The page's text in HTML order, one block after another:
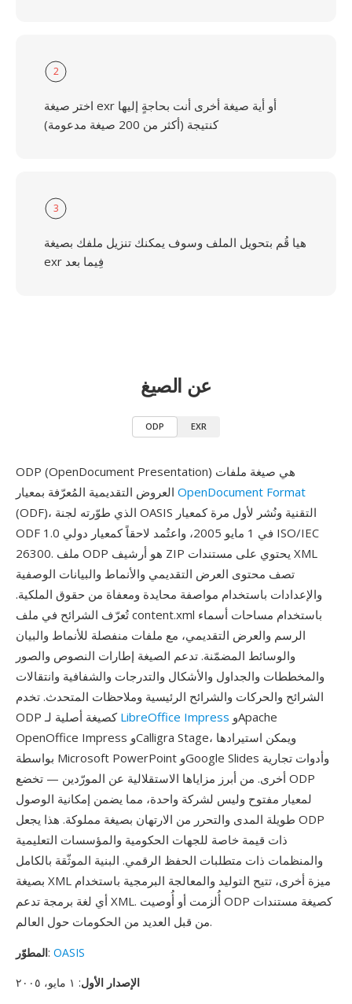
2
اختر صيغة exr أو أية صيغة أخرى أنت بحاجةٍ إليها
كنتيجة (أكثر من 200 صيغة مدعومة)
3
هيا قُم بتحويل الملف وسوف يمكنك تنزيل ملفك بصيغة
exr فِيما بعد
عن الصيغ
ODP EXR
ODP (OpenDocument Presentation) هي صيغة ملفات
OpenDocument Format
(ODF)، الذي طوّرته لجنة OASIS التقنية ونُشر لأول مرة كمعيار
ODF 1.0 في 1 مايو 2005، واعتُمد لاحقاً كمعيار دولي ISO/IEC
26300. ملف ODP هو أرشيف ZIP يحتوي على مستندات XML
تصف محتوى العرض التقديمي والأنماط والبيانات الوصفية
والإعدادات باستخدام مواصفة محايدة ومعفاة من حقوق الملكية.
تُعرّف الشرائح في ملف content.xml باستخدام مساحات أسماء
الرسم والعرض التقديمي، مع ملفات منفصلة للأنماط والبيان
والوسائط المضمّنة. تدعم الصيغة إطارات النصوص والصور
والمخططات والجداول والأشكال والتدرجات والشفافية وانتقالات
الشرائح والحركات والشرائح الرئيسية وملاحظات المتحدث. تخدم
ODP كصيغة أصلية لـ LibreOffice Impress
OpenOffice Impress وCalligra Stage، ويمكن استيرادها
بواسطة Microsoft PowerPoint وGoogle Slides وأدوات تجارية
أخرى. من أبرز مزاياها الاستقلالية عن المورّدين — تخضع ODP
لمعيار مفتوح وليس لشركة واحدة، مما يضمن إمكانية الوصول
طويلة المدى والتحرر من الارتهان بصيغة مملوكة. هذا يجعل ODP
ذات قيمة خاصة للجهات الحكومية والمؤسسات التعليمية
والمنظمات ذات متطلبات الحفظ الرقمي. البنية الموثّقة بالكامل
بصيغة XML ميزة أخرى، تتيح التوليد والمعالجة البرمجية باستخدام
أي لغة برمجة تدعم XML. أُلزمت أو أُوصيت ODP كصيغة مستندات
من قبل العديد من الحكومات حول العالم.
المطوّر: OASIS
الإصدار الأول: ١ مايو، ٢٠٠٥